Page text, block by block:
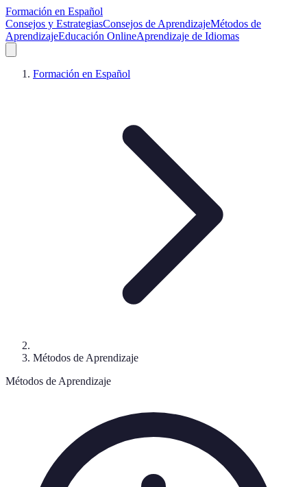
Formación en Español
Consejos y EstrategiasConsejos de AprendizajeMétodos de
AprendizajeEducación OnlineAprendizaje de Idiomas
Formación en Español
Métodos de Aprendizaje
Métodos de Aprendizaje